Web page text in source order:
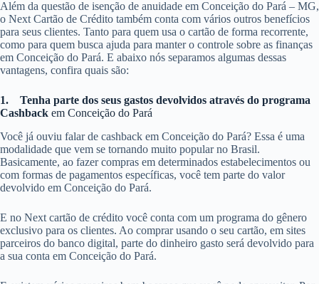
Além da questão de isenção de anuidade em Conceição do Pará – MG,
o Next Cartão de Crédito também conta com vários outros benefícios
para seus clientes. Tanto para quem usa o cartão de forma recorrente,
como para quem busca ajuda para manter o controle sobre as finanças
em Conceição do Pará. E abaixo nós separamos algumas dessas
vantagens, confira quais são:
1.
Tenha parte dos seus gastos devolvidos através do programa
Cashback em Conceição do Pará
Você já ouviu falar de cashback em Conceição do Pará? Essa é uma
modalidade que vem se tornando muito popular no Brasil.
Basicamente, ao fazer compras em determinados estabelecimentos ou
com formas de pagamentos específicas, você tem parte do valor
devolvido em Conceição do Pará.
E no Next cartão de crédito você conta com um programa do gênero
exclusivo para os clientes. Ao comprar usando o seu cartão, em sites
parceiros do banco digital, parte do dinheiro gasto será devolvido para
a sua conta em Conceição do Pará.